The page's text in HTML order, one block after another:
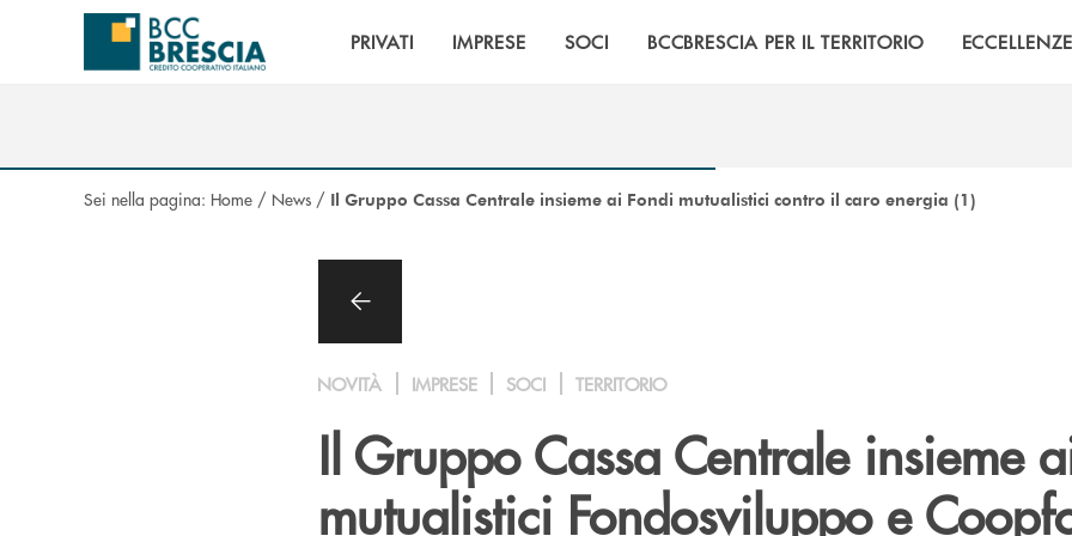
Salta al contenuto principale
PRIVATI IMPRESE SOCI BCCBRESCIA PER IL TERRITORIO ECCELLENZE
Sei nella pagina: Home / News / Il Gruppo Cassa Centrale insieme ai Fondi mutualistici contro il caro energia (1)
NOVITÀ IMPRESE SOCI TERRITORIO
Il Gruppo Cassa Centrale insieme
mutualistici Fondosviluppo e